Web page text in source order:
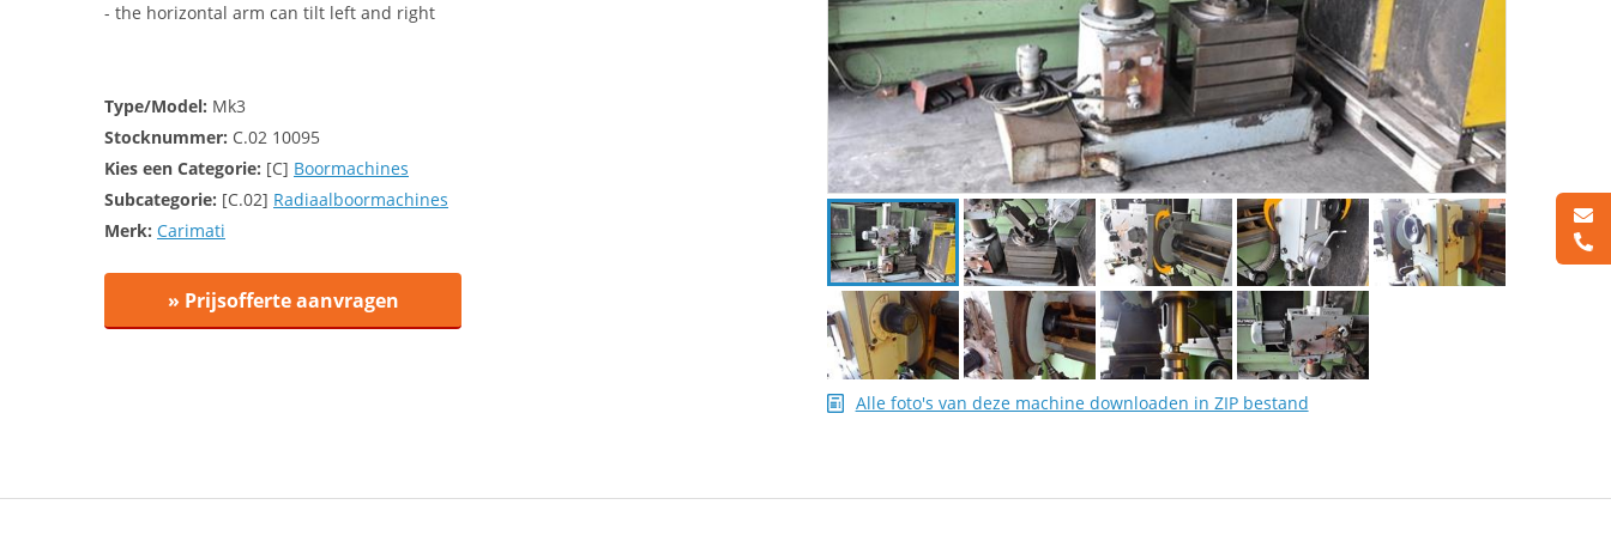
- the horizontal arm can tilt left and right
Type/Model: Mk3
Stocknummer: C.02 10095
Kies een Categorie: [C] Boormachines
Subcategorie: [C.02] Radiaalboormachines
Merk: Carimati
» Prijsofferte aanvragen
Alle foto's van deze machine downloaden in ZIP bestand